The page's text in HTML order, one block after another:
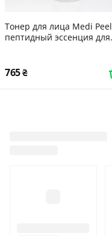
Тонер для лица Medi Peel
пептидный эссенция для
765